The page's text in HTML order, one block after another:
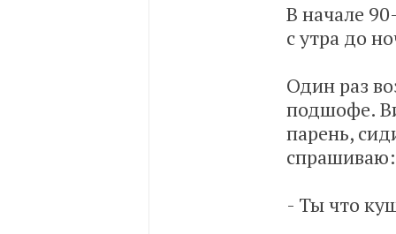
В начале
с утра до
Один раз
подшофе.
парень,
спрашиваю:
- Ты что